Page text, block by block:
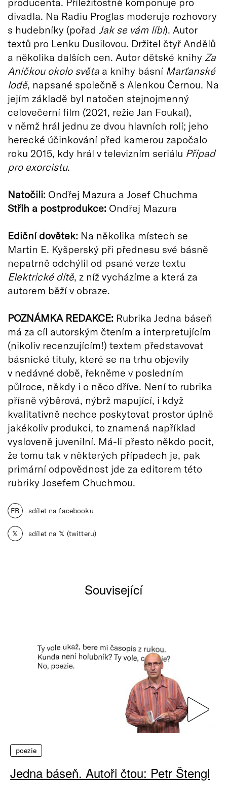
divadla. Na Radiu Proglas moderuje rozhovory
s hudebníky (pořad Jak se vám líbí). Autor
textů pro Lenku Du­silovou. Držitel čtyř Andělů
a něko­lika dalších cen. Autor dětské knihy Za
Aničkou okolo světa a knihy básní Marťanské
lodě, napsané společně s Alenkou Černou. Na
jejím základě byl natočen stejnojmenný
celovečerní film (2021, režie Jan Foukal),
v němž hrál jednu ze dvou hlavních rolí; jeho
herecké účinkování před kamerou započalo
roku 2015, kdy hrál v televizním seriálu Případ
pro exorcistu.
Natočili: Ondřej Mazura a Josef Chuchma
Střih a postprodukce: Ondřej Mazura
Ediční dovětek: Na několika místech se
Martin E. Kyšperský při přednesu své básně
nepatrně odchýlil od psané verze textu
Elektrické dítě, z níž vycházíme a která za
autorem běží v obraze.
POZNÁMKA REDAKCE: Rubrika Jedna báseň
má za cíl autorským čtením a interpretujícím
(nikoliv recenzujícím!) textem představovat
básnické tituly, které se na trhu objevily
v nedávné době, řekněme v posledním
půlroce, někdy i o něco dříve. Není to rubrika
přísně výběrová, nýbrž mapující, i když
kvalitativně nechce poskytovat prostor úplně
jakékoliv produkci, to znamená například
vysloveně juvenilní. Má-li přesto někdo pocit,
že tomu tak v některých případech je, pak
primární odpovědnost jde za editorem této
rubriky Josefem Chuchmou.
FB sdílet na facebooku
𝕏 sdílet na 𝕏 (twitteru)
Související
poezie
Jedna báseň. Autoři čtou: Petr Štengl